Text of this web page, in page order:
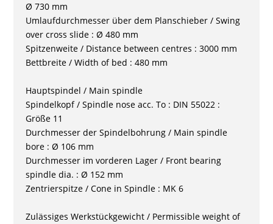
Ø 730 mm
Umlaufdurchmesser über dem Planschieber / Swing
over cross slide : Ø 480 mm
Spitzenweite / Distance between centres : 3000 mm
Bettbreite / Width of bed : 480 mm
Hauptspindel / Main spindle
Spindelkopf / Spindle nose acc. To : DIN 55022 :
Größe 11
Durchmesser der Spindelbohrung / Main spindle
bore : Ø 106 mm
Durchmesser im vorderen Lager / Front bearing
spindle dia. : Ø 152 mm
Zentrierspitze / Cone in Spindle : MK 6
Zulässiges Werkstückgewicht / Permissible weight of